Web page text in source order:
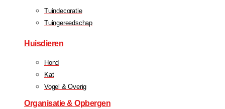
Tuindecoratie
Tuingereedschap
Huisdieren
Hond
Kat
Vogel & Overig
Organisatie & Opbergen